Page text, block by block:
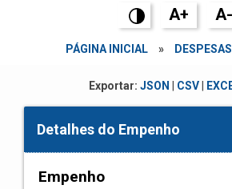
A+ A-
PÁGINA INICIAL » DESPESAS
Exportar: JSON CSV|
Detalhes do Empenho
Empenho